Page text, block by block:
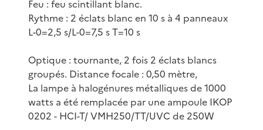
Feu : feu scintillant blanc.
Rythme : 2 éclats blanc en 10 s à 4 panneaux
L-0=2,5 s/L-0=7,5 s T=10 s
Optique : tournante, 2 fois 2 éclats blancs
groupés. Distance focale : 0,50 mètre,
La lampe à halogénures métalliques de 1000
watts a été remplacée par une ampoule IKOP
0202 - HCI-T/ VMH250/TT/UVC de 250W